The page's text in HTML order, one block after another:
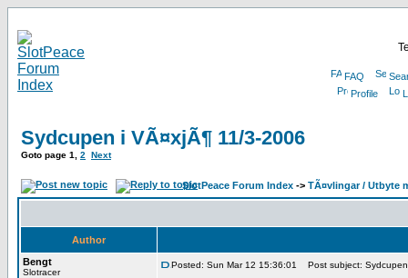
FAQ
Profile
Sydcupen i VÃ¤xjÃ¶ 11/3-2006
Goto page 1 2 Next
SlotPeace Forum Index -> TÃ¤vlingar / Utbyte
Author
Bengt
Slotracer
Posted: Sun Mar 12 15:36:01 Post subject: